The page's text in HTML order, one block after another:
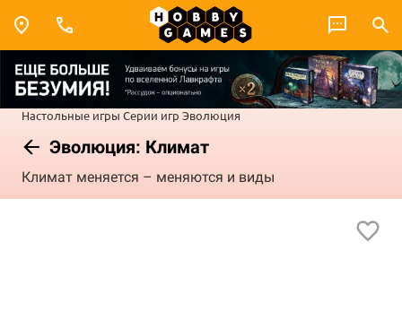
Настольные игры Серии игр Эволюция
Эволюция: Климат
Климат меняется – меняются и виды